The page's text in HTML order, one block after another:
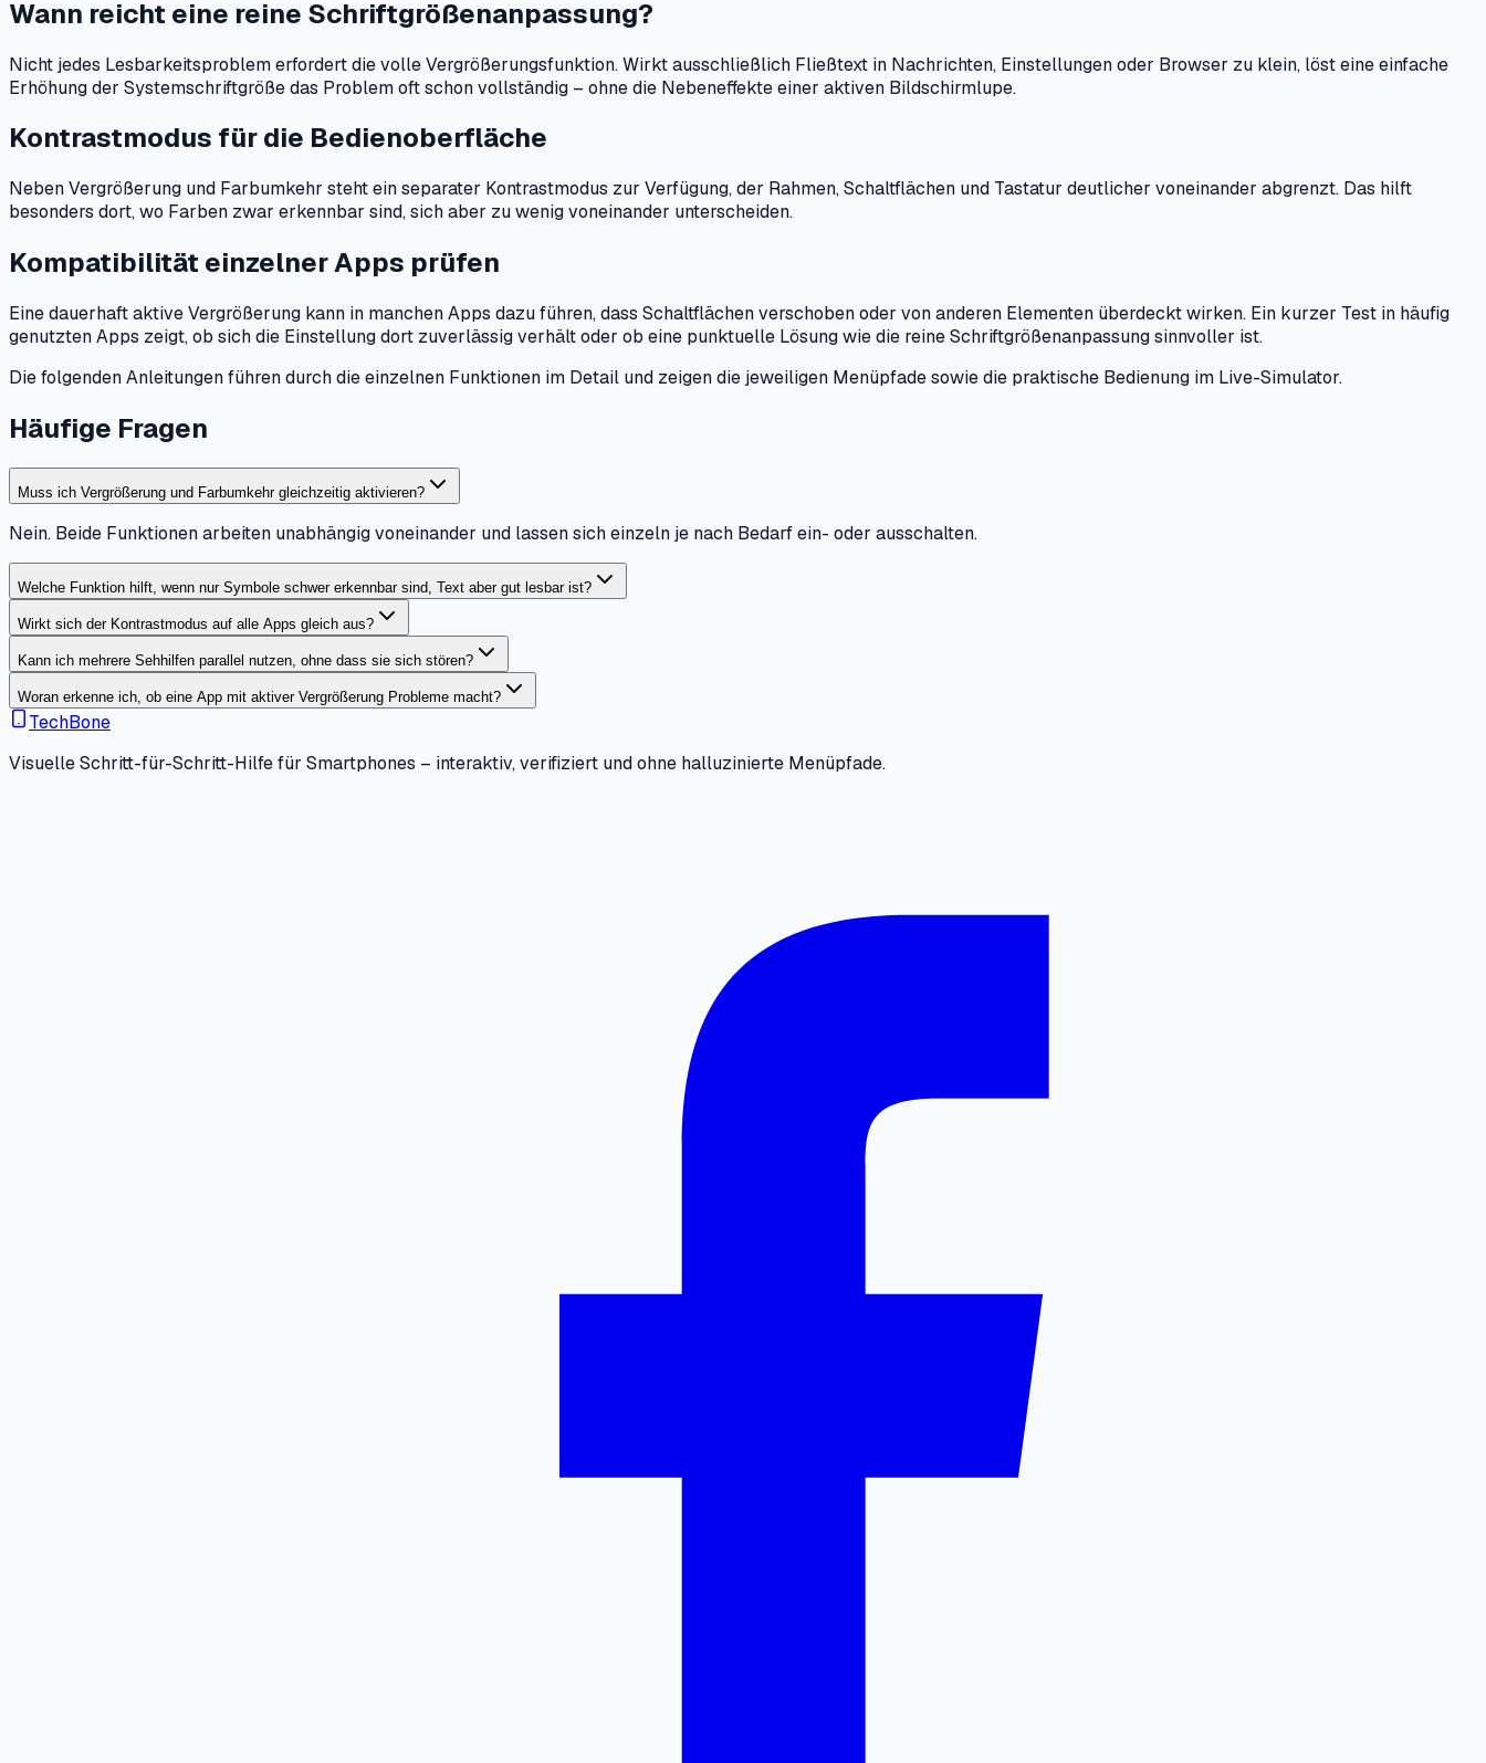
Wann reicht eine reine Schriftgrößenanpassung?
Nicht jedes Lesbarkeitsproblem erfordert die volle Vergrößerungsfunktion. Wirkt ausschließlich Fließtext in Nachrichten, Einstellungen oder Browser zu klein, löst eine einfache
Erhöhung der Systemschriftgröße das Problem oft schon vollständig – ohne die Nebeneffekte einer aktiven Bildschirmlupe.
Kontrastmodus für die Bedienoberfläche
Neben Vergrößerung und Farbumkehr steht ein separater Kontrastmodus zur Verfügung, der Rahmen, Schaltflächen und Tastatur deutlicher voneinander abgrenzt. Das hilft
besonders dort, wo Farben zwar erkennbar sind, sich aber zu wenig voneinander unterscheiden.
Kompatibilität einzelner Apps prüfen
Eine dauerhaft aktive Vergrößerung kann in manchen Apps dazu führen, dass Schaltflächen verschoben oder von anderen Elementen überdeckt wirken. Ein kurzer Test in häufig
genutzten Apps zeigt, ob sich die Einstellung dort zuverlässig verhält oder ob eine punktuelle Lösung wie die reine Schriftgrößenanpassung sinnvoller ist.
Die folgenden Anleitungen führen durch die einzelnen Funktionen im Detail und zeigen die jeweiligen Menüpfade sowie die praktische Bedienung im Live-Simulator.
Häufige Fragen
Muss ich Vergrößerung und Farbumkehr gleichzeitig aktivieren?
Nein. Beide Funktionen arbeiten unabhängig voneinander und lassen sich einzeln je nach Bedarf ein- oder ausschalten.
Welche Funktion hilft, wenn nur Symbole schwer erkennbar sind, Text aber gut lesbar ist?
Wirkt sich der Kontrastmodus auf alle Apps gleich aus?
Kann ich mehrere Sehhilfen parallel nutzen, ohne dass sie sich stören?
Woran erkenne ich, ob eine App mit aktiver Vergrößerung Probleme macht?
TechBone
Visuelle Schritt-für-Schritt-Hilfe für Smartphones – interaktiv, verifiziert und ohne halluzinierte Menüpfade.